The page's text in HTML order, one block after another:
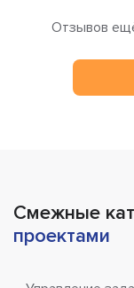
Отзывов
Смежные
проектами